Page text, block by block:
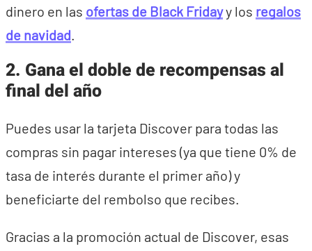
dinero en las ofertas de Black Fridayy los regalos
de navidad.
2. Gana el doble de recompensas al
final del año
Puedes usar la tarjeta Discover para todas las
compras sin pagar intereses (ya que tiene 0% de
tasa de interés durante el primer año) y
beneficiarte del rembolso que recibes.
Gracias a la promoción actual de Discover, esas